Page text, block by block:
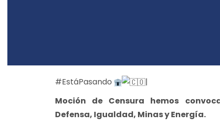
#EstáPasando
|
Moción de Censura hemos
Defensa, Igualdad, Minas y Energía.